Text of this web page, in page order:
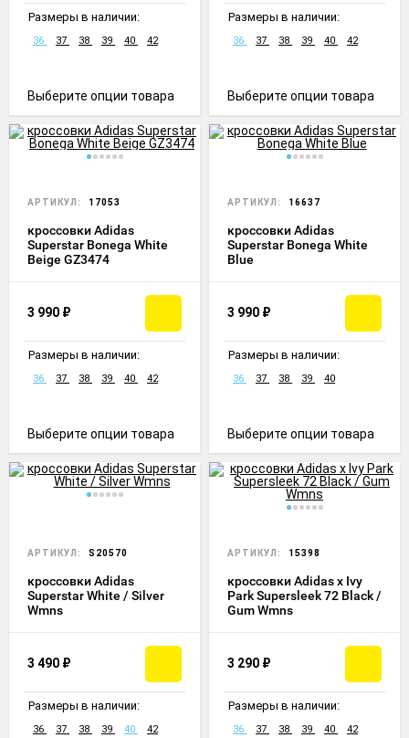
Размеры в наличии:
36 37 38 39 40 42
Выберите опции товара
Размеры в наличии:
36 37 38 39 40 42
Выберите опции товара
АРТИКУЛ: 17053
кроссовки Adidas
Superstar Bonega White
Beige GZ3474
3 990 ₽
Размеры в наличии:
36 37 38 39 40 42
Выберите опции товара
АРТИКУЛ: 16637
кроссовки Adidas
Superstar Bonega White
Blue
3 990 ₽
Размеры в наличии:
36 37 38 39 40
Выберите опции товара
АРТИКУЛ: S20570
кроссовки Adidas
Superstar White / Silver
Wmns
3 490 ₽
Размеры в наличии:
36 37 38 39 40 42
АРТИКУЛ: 15398
кроссовки Adidas x Ivy
Park Supersleek 72 Black /
Gum Wmns
3 290 ₽
Размеры в наличии:
36 37 38 39 40 42